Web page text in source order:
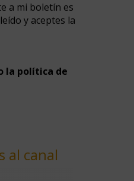
a mi boletín es
y aceptes la
la política de
al canal